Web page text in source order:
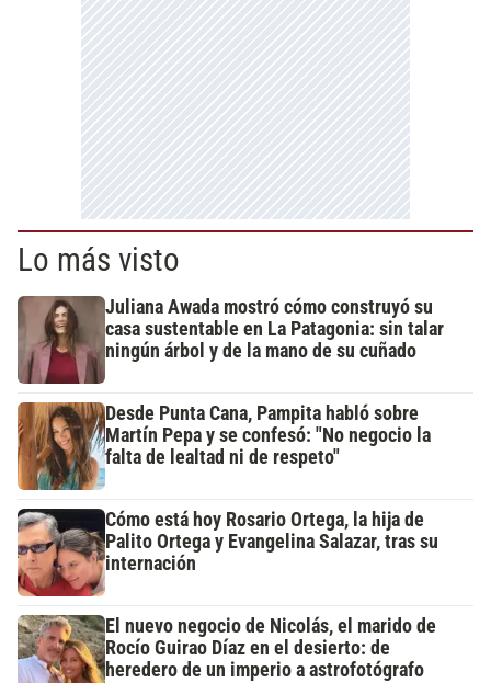
Lo más visto
Juliana Awada mostró cómo construyó su
casa sustentable en La Patagonia: sin talar
ningún árbol y de la mano de su cuñado
Desde Punta Cana, Pampita habló sobre
Martín Pepa y se confesó: "No negocio la
falta de lealtad ni de respeto"
Cómo está hoy Rosario Ortega, la hija de
Palito Ortega y Evangelina Salazar, tras su
internación
El nuevo negocio de Nicolás, el marido de
Rocío Guirao Díaz en el desierto: de
heredero de un imperio a astrofotógrafo